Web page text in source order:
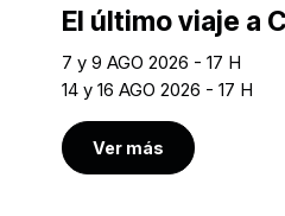
El último viaje a
7 y 9 AGO 2026 - 17 H
14 y 16 AGO 2026 - 17 H
Ver más